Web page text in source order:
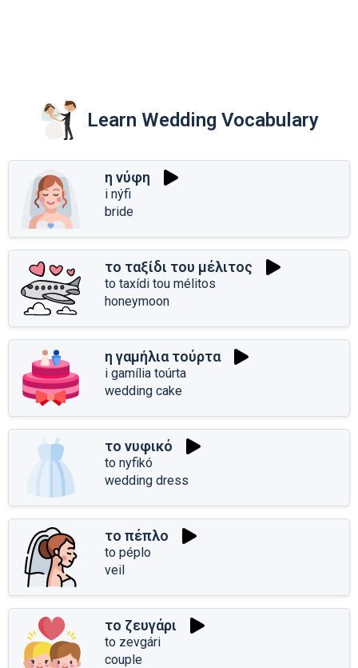
Learn Wedding Vocabulary
η νύφη
i nýfi
bride
το ταξίδι του μέλιτος
to taxídi tou mélitos
honeymoon
η γαμήλια τούρτα
i gamília toúrta
wedding cake
το νυφικό
to nyfikó
wedding dress
το πέπλο
to péplo
veil
το ζευγάρι
to zevgári
couple